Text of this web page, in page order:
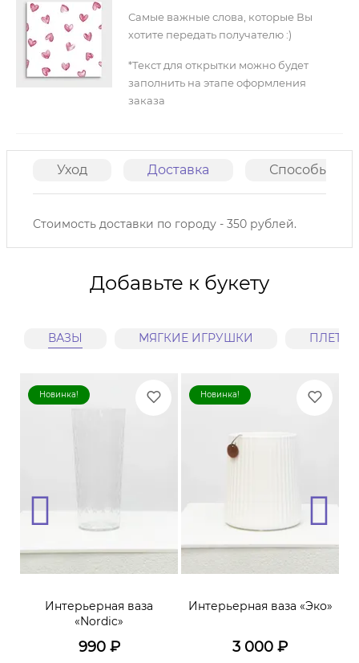
Самые важные слова, которые Вы
хотите передать получателю :)
*Текст для открытки можно будет
заполнить на этапе оформления
заказа
Уход Доставка Способы
Стоимость доставки по городу - 350 рублей.
Добавьте к букету
ВАЗЫ МЯГКИЕ ИГРУШКИ
Новинка!
Интерьерная ваза
«Nordic»
990₽
Новинка!
Интерьерная ваза «Эко»
3 000 ₽